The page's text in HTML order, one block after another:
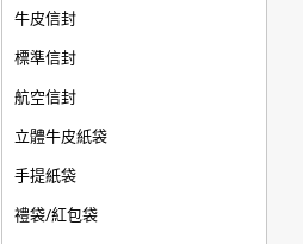
牛皮信封
標準信封
航空信封
立體牛皮紙袋
手提紙袋
禮袋/紅包袋